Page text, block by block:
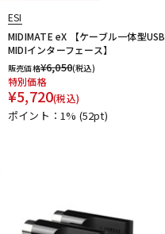
cmf by NOTHING
ESI
MIDIMATE eX 【ケーブル一体型USB
MIDIインターフェース】
販売価格¥6,050(税込)
特別価格
¥5,720(税込)
ポイント：1% (52pt)